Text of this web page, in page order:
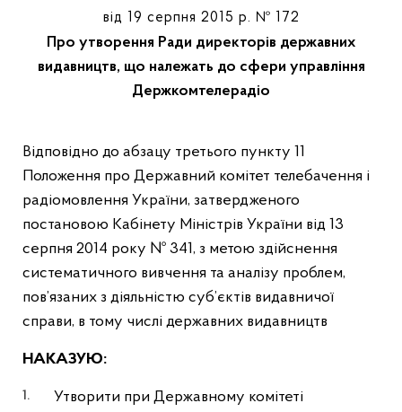
від 19 серпня 2015 р. № 172
Про утворення Ради директорів державних
видавництв, що належать до сфери управління
Держкомтелерадіо
Відповідно до абзацу третього пункту 11
Положення про Державний комітет телебачення і
радіомовлення України, затвердженого
постановою Кабінету Міністрів України від 13
серпня 2014 року № 341, з метою здійснення
систематичного вивчення та аналізу проблем,
пов’язаних з діяльністю суб’єктів видавничої
справи, в тому числі державних видавництв
НАКАЗУЮ:
Утворити при Державному комітеті